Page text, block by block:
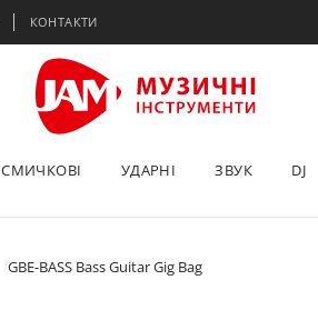
КОНТАКТИ
СМИЧКОВІ УДАРНІ ЗВУК DJ
GBE-BASS Bass Guitar Gig Bag